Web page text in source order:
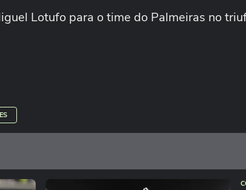
Lotufo para o time do Palmeiras no